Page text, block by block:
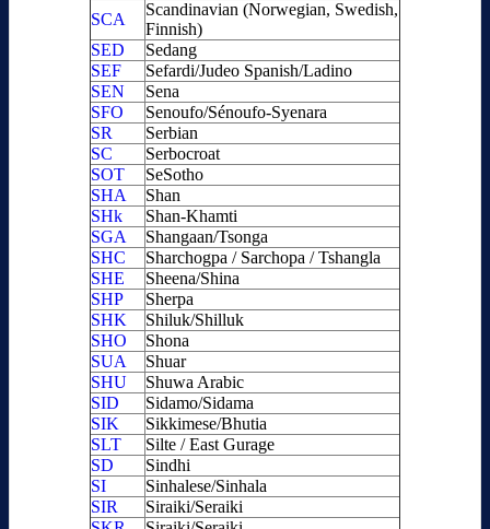
SCA
Scandinavian (Norwegian, Swedish,
Finnish)
SED
Sedang
SEF
Sefardi/Judeo Spanish/Ladino
SEN
Sena
SFO
Senoufo/Sénoufo-Syenara
SR
Serbian
SC
Serbocroat
SOT
SeSotho
SHA
Shan
SHk
Shan-Khamti
SGA
Shangaan/Tsonga
SHC
Sharchogpa / Sarchopa / Tshangla
SHE
Sheena/Shina
SHP
Sherpa
SHK
Shiluk/Shilluk
SHO
Shona
SUA
Shuar
SHU
Shuwa Arabic
SID
Sidamo/Sidama
SIK
Sikkimese/Bhutia
SLT
Silte / East Gurage
SD
Sindhi
SI
Sinhalese/Sinhala
SIR
Siraiki/Seraiki